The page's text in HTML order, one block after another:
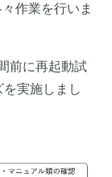
作業を行いま
前に再起動試
実施しまし